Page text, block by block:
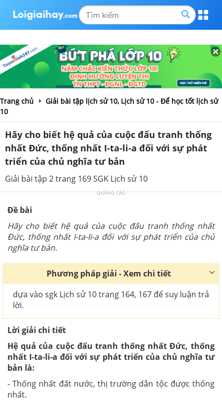
Trang chủ
Giải bài tập lịch sử 10, Lịch sử 10 - Để học tốt lịch sử
10
Hãy cho biết hệ quả của cuộc đấu tranh thống
nhất Đức, thống nhất I-ta-li-a đối với sự phát
triển của chủ nghĩa tư bản
Giải bài tập 2 trang 169 SGK Lịch sử 10
QUẢNG CÁO
Đề bài
Hãy cho biết hệ quả của cuộc đấu tranh thống nhất
Đức, thống nhất I-ta-li-a đối với sự phát triển của chủ
nghĩa tư bản.
Phương pháp giải - Xem chi tiết
dựa vào sgk Lịch sử 10 trang 164, 167 để suy luận trả
lời.
Lời giải chi tiết
Hệ quả của cuộc đấu tranh thống nhất Đức, thống
nhất I-ta-li-a đối với sự phát triển của chủ nghĩa tư
bản là:
- Thống nhất đất nước, thị trường dân tộc được thống
nhất.